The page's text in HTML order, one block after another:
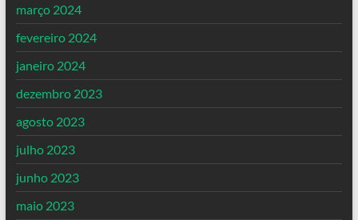
março 2024
fevereiro 2024
janeiro 2024
dezembro 2023
agosto 2023
julho 2023
junho 2023
maio 2023